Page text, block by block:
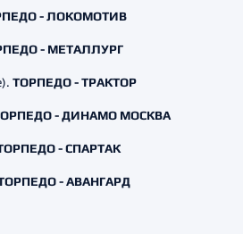
- ЛОКОМОТИВ
- МЕТАЛЛУРГ
ТОРПЕДО - ТРАКТОР
- ДИНАМО МОСКВА
- СПАРТАК
- АВАНГАРД